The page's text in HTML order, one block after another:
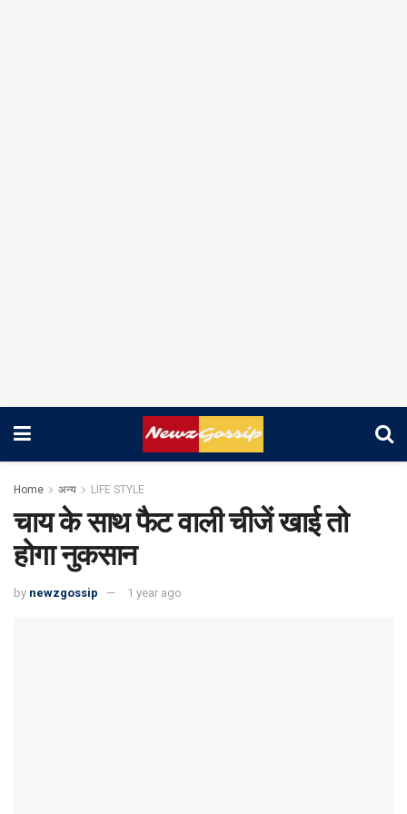
Home अन्य LIFE STYLE
चाय के साथ फैट वाली चीजें खाई तो
होगा नुकसान
by newzgossip 1 year ago